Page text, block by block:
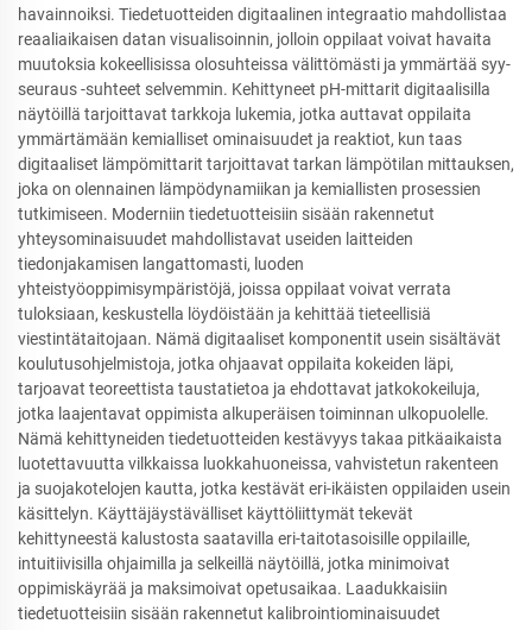
havainnoiksi. Tiedetuotteiden digitaalinen integraatio mahdollistaa
reaaliaikaisen datan visualisoinnin, jolloin oppilaat voivat havaita
muutoksia kokeellisissa olosuhteissa välittömästi ja ymmärtää syy-
seuraus -suhteet selvemmin. Kehittyneet pH-mittarit digitaalisilla
näytöillä tarjoittavat tarkkoja lukemia, jotka auttavat oppilaita
ymmärtämään kemialliset ominaisuudet ja reaktiot, kun taas
digitaaliset lämpömittarit tarjoittavat tarkan lämpötilan mittauksen,
joka on olennainen lämpödynamiikan ja kemiallisten prosessien
tutkimiseen. Moderniin tiedetuotteisiin sisään rakennetut
yhteysominaisuudet mahdollistavat useiden laitteiden
tiedonjakamisen langattomasti, luoden
yhteistyöoppimisympäristöjä, joissa oppilaat voivat verrata
tuloksiaan, keskustella löydöistään ja kehittää tieteellisiä
viestintätaitojaan. Nämä digitaaliset komponentit usein sisältävät
koulutusohjelmistoja, jotka ohjaavat oppilaita kokeiden läpi,
tarjoavat teoreettista taustatietoa ja ehdottavat jatkokokeiluja,
jotka laajentavat oppimista alkuperäisen toiminnan ulkopuolelle.
Nämä kehittyneiden tiedetuotteiden kestävyys takaa pitkäaikaista
luotettavuutta vilkkaissa luokkahuoneissa, vahvistetun rakenteen
ja suojakotelojen kautta, jotka kestävät eri-ikäisten oppilaiden usein
käsittelyn. Käyttäjäystävälliset käyttöliittymät tekevät
kehittyneestä kalustosta saatavilla eri-taitotasoisille oppilaille,
intuitiivisilla ohjaimilla ja selkeillä näytöillä, jotka minimoivat
oppimiskäyrää ja maksimoivat opetusaikaa. Laadukkaisiin
tiedetuotteisiin sisään rakennetut kalibrointiominaisuudet